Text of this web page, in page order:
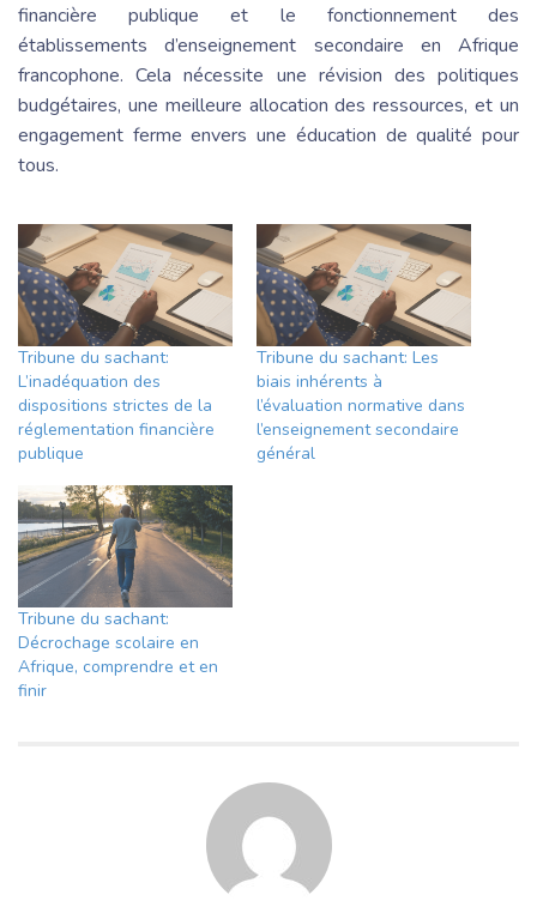
financière publique et le fonctionnement des
établissements d’enseignement secondaire en Afrique
francophone. Cela nécessite une révision des politiques
budgétaires, une meilleure allocation des ressources, et un
engagement ferme envers une éducation de qualité pour
tous.
Tribune du sachant:
L’inadéquation des
dispositions strictes de la
réglementation financière
publique
Tribune du sachant: Les
biais inhérents à
l’évaluation normative dans
l’enseignement secondaire
général
Tribune du sachant:
Décrochage scolaire en
Afrique, comprendre et en
finir